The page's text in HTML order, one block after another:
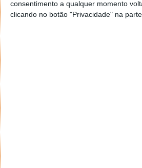
consentimento a qualquer momento
clicando no botão "Privacidade" na
As crianças vão tomar conta do